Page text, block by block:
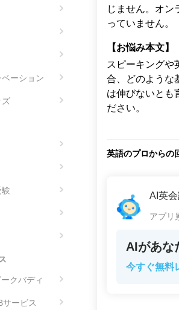
ーション
ズ
クバディ
サービス
じません。オン
っていません。
【お悩み本文】
スピーキングや
合、どのような
は伸びないとも
ださい。
英語のプロからの
AI英
アプリ
AIがあな
今すぐ無料